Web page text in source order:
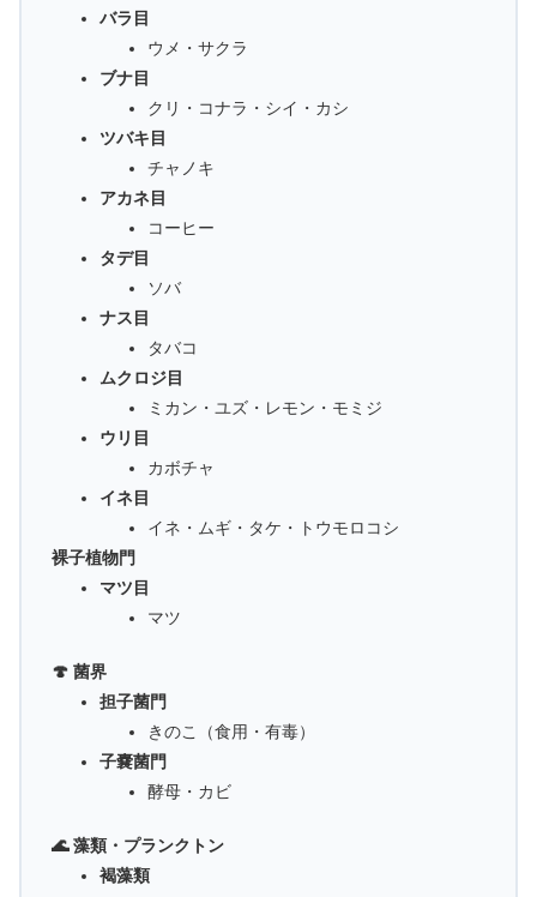
バラ目
ウメ・サクラ
ブナ目
クリ・コナラ・シイ・カシ
ツバキ目
チャノキ
アカネ目
コーヒー
タデ目
ソバ
ナス目
タバコ
ムクロジ目
ミカン・ユズ・レモン・モミジ
ウリ目
カボチャ
イネ目
イネ・ムギ・タケ・トウモロコシ
裸子植物門
マツ目
マツ
🍄 菌界
担子菌門
きのこ（食用・有毒）
子嚢菌門
酵母・カビ
🌊 藻類・プランクトン
褐藻類